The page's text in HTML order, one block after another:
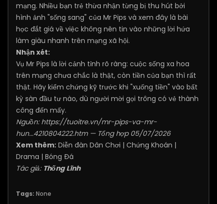
mạng. Nhiều bạn trẻ thừa nhận từng bị thu hút bởi
hình ảnh "sống sang" của Mr Pips và xem đây là bài
học đắt giá về việc không nên tin vào những lời hứa
làm giàu nhanh trên mạng xã hội.
Nhận xét:
Vụ Mr Pips là lời cảnh tỉnh rõ ràng: cuộc sống xa hoa
trên mạng chưa chắc là thật, còn tiền của bạn thì rất
thật. Hãy kiểm chứng kỹ trước khi "xuống tiền" vào bất
kỳ sàn đầu tư nào, dù người mời gọi trông có vẻ thành
công đến mấy.
Nguồn: https://tuoitre.vn/mr-pips-va-mr-
hun...4210804222.htm— Tổng hợp 05/07/2026
Xem thêm: Diễn đàn Dân Chơi | Chứng Khoán |
Drama | Bóng Đá
Tác giả: Thống Lĩnh
Tags: None